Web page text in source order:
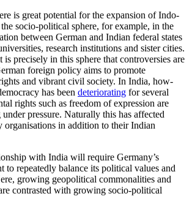
is great potential for the expansion of Indo-
socio-political sphere, for example, in the
between Ger­man and Indian federal states
research institutions and sister cities.
is precisely in this sphere that controversies are
foreign policy aims to promote
and vibrant civil society. In India, how­
has been deteriorating for several
rights such as freedom of expression are
pressure. Naturally this has affected
organisations in addition to their Indian
with India will require Germany’s
to repeatedly balance its political values and
growing geo­political commonalities and
contrasted with growing socio-political